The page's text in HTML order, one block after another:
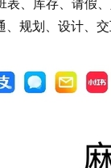
表、库存、请假
、规划、设计、